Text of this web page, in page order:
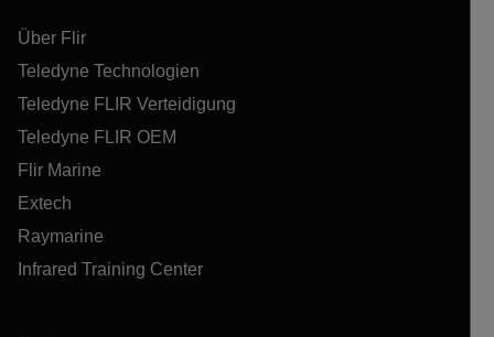
Über Flir
Teledyne Technologien
Teledyne FLIR Verteidigung
Teledyne FLIR OEM
Flir Marine
Extech
Raymarine
Infrared Training Center